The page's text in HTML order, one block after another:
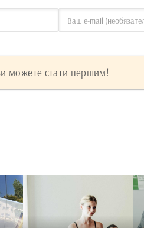
можете стати першим!